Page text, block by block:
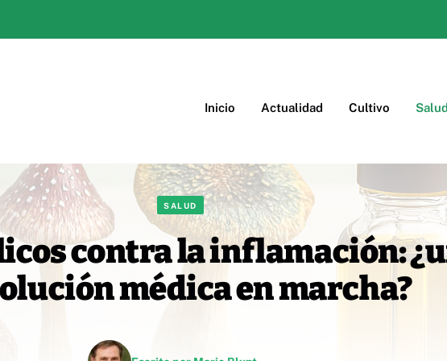
Inicio Actualidad Cultivo Salud
SALUD
contra la inflamación:
médica en marcha?